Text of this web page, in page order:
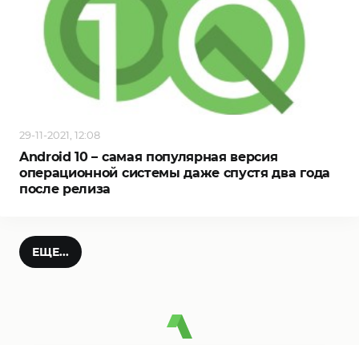
29-11-2021, 12:08
Android 10 – самая популярная версия
операционной системы даже спустя два года
после релиза
ЕЩЕ...